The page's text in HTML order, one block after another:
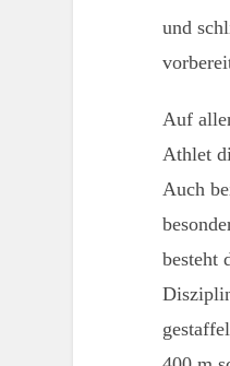
und
Auf
Athlet
Auch
besteht